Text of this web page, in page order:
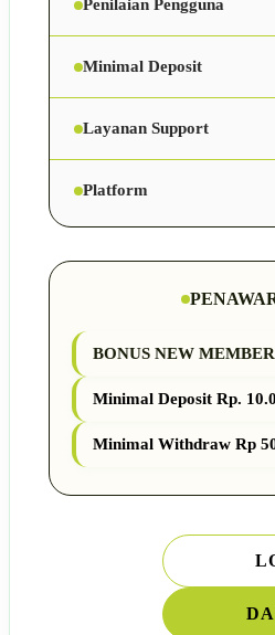
Penilaian Pengguna
Minimal Deposit
Layanan Support
Platform
BONUS NEW
Minimal Deposit Rp.
Minimal Withdraw Rp